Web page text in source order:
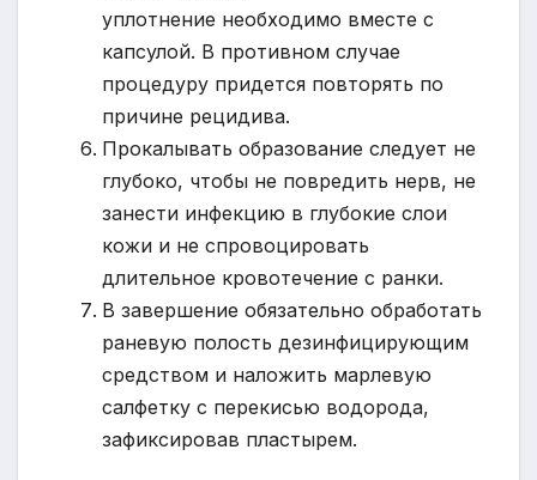
уплотнение необходимо вместе с
капсулой. В противном случае
процедуру придется повторять по
причине рецидива.
Прокалывать образование следует не
глубоко, чтобы не повредить нерв, не
занести инфекцию в глубокие слои
кожи и не спровоцировать
длительное кровотечение с ранки.
В завершение обязательно обработать
раневую полость дезинфицирующим
средством и наложить марлевую
салфетку с перекисью водорода,
зафиксировав пластырем.